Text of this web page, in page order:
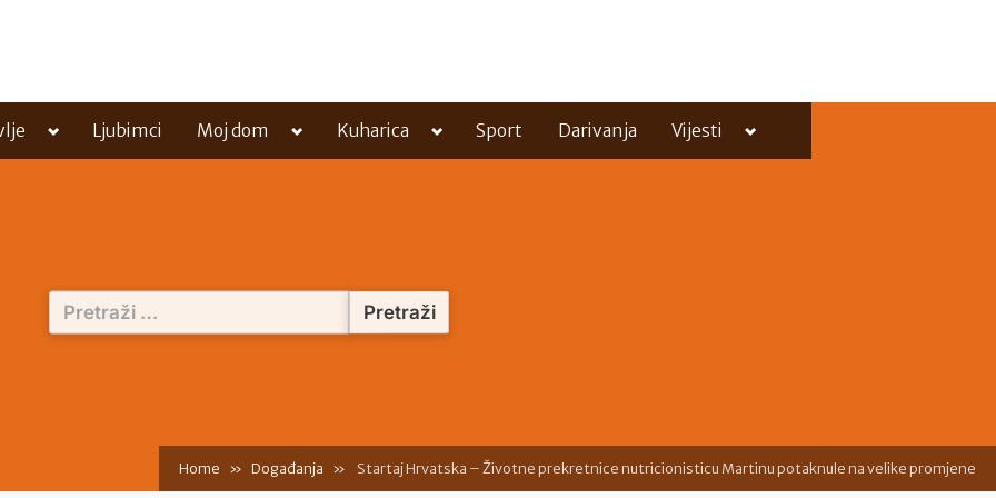
Toggle
menu
Ljubimci Moj dom
Toggle
menu
Kuharica
Toggle
menu
Sport Darivanja Vijesti
Toggle
menu
Pretraži:
Home Događanja Startaj Hrvatska – Životne prekretnice nutricionisticu Martinu potaknule na velike promjene